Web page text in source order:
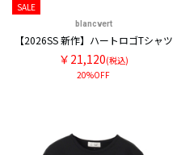
SALE
blancvert
【2026SS 新作】ハートロゴTシャツ
￥21,120(税込)
20%OFF